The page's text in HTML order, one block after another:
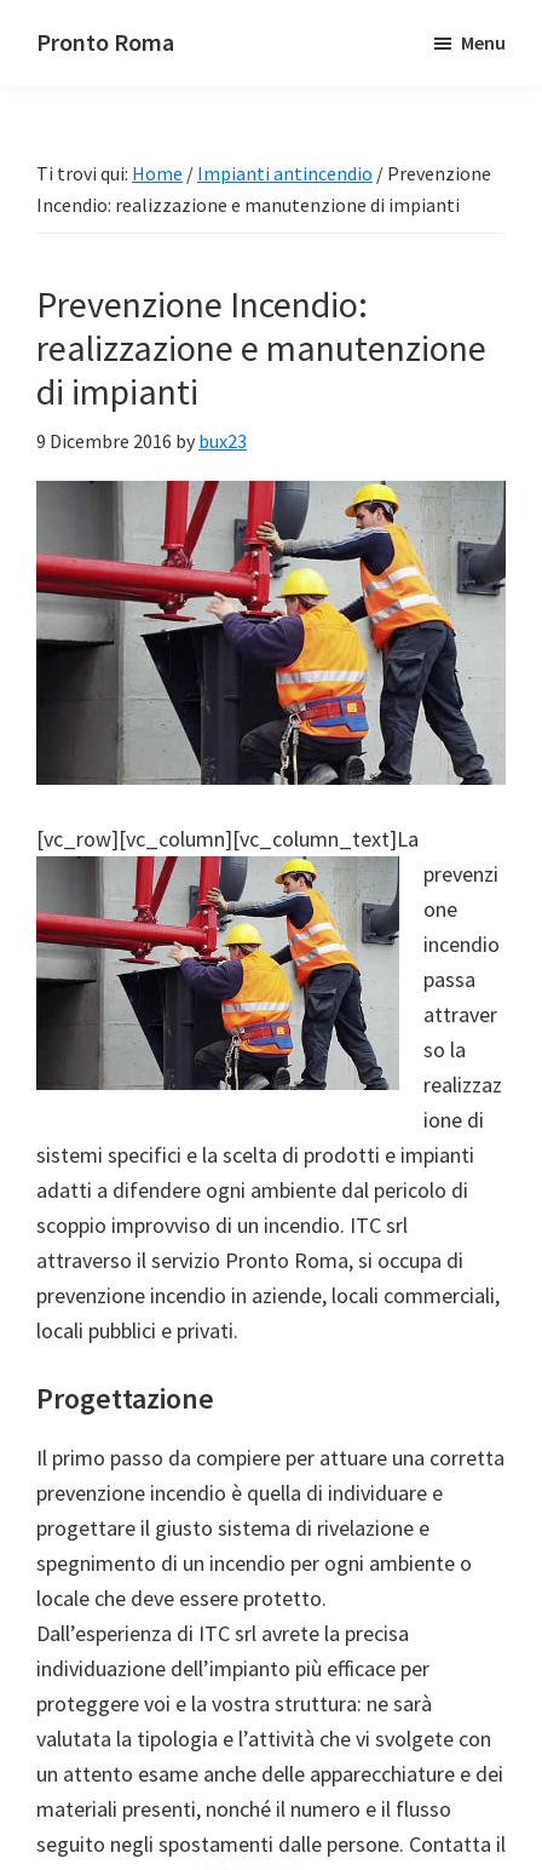
Pronto Roma Menu
Ti trovi qui: Home / Impianti antincendio / Prevenzione
Incendio: realizzazione e manutenzione di impianti
Prevenzione Incendio:
realizzazione e manutenzione
di impianti
9 Dicembre 2016 by bux23
[vc_row][vc_column][vc_column_text]La
prevenzi
one
incendio
passa
attraver
so la
realizzaz
ione di
sistemi specifici e la scelta di prodotti e impianti
adatti a difendere ogni ambiente dal pericolo di
scoppio improvviso di un incendio. ITC srl
attraverso il servizio Pronto Roma, si occupa di
prevenzione incendio in aziende, locali commerciali,
locali pubblici e privati.
Progettazione
Il primo passo da compiere per attuare una corretta
prevenzione incendio è quella di individuare e
progettare il giusto sistema di rivelazione e
spegnimento di un incendio per ogni ambiente o
locale che deve essere protetto.
Dall’esperienza di ITC srl avrete la precisa
individuazione dell’impianto più efficace per
proteggere voi e la vostra struttura: ne sarà
valutata la tipologia e l’attività che vi svolgete con
un attento esame anche delle apparecchiature e dei
materiali presenti, nonché il numero e il flusso
seguito negli spostamenti dalle persone. Contatta il